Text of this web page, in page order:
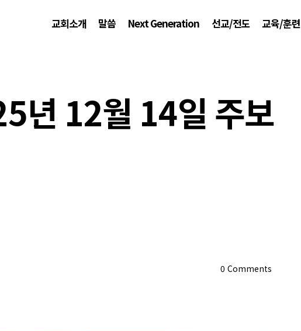
교회소개 말씀 Next Generation 선교/전도 교육/훈련
년 12월 14일 주보
0 Comments